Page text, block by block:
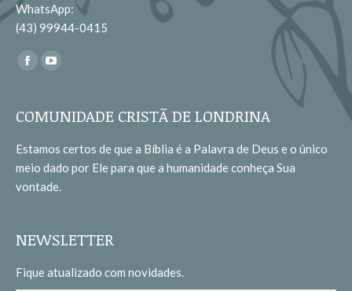
WhatsApp:
(43) 99944-0415
Encontre-nos em:
Facebook
opens
new
window
opens
new
window
COMUNIDADE CRISTÃ DE LONDRINA
Estamos certos de que a Bíblia é a Palavra de Deus e o único
meio dado por Ele para que a humanidade conheça Sua
vontade.
NEWSLETTER
Fique atualizado com novidades.